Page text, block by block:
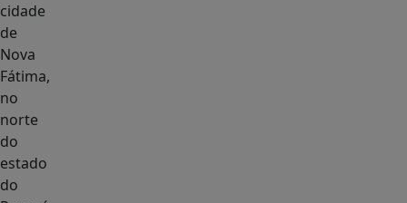
cidade
de
Nova
Fátima,
no
norte
do
estado
do